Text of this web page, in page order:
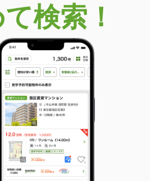
検索！